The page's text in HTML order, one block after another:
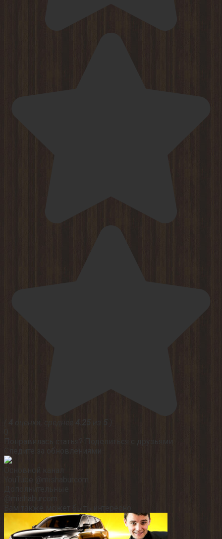
оценки, среднее
Понравилась статья? Поделиться с друзьями:
YouTube @mishaburcom
Дополнительные
Вам также может быть интересно